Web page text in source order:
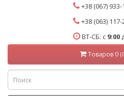
+38 (067)
+38 (063)
ВТ-СБ: с 9:00
Товаров 0